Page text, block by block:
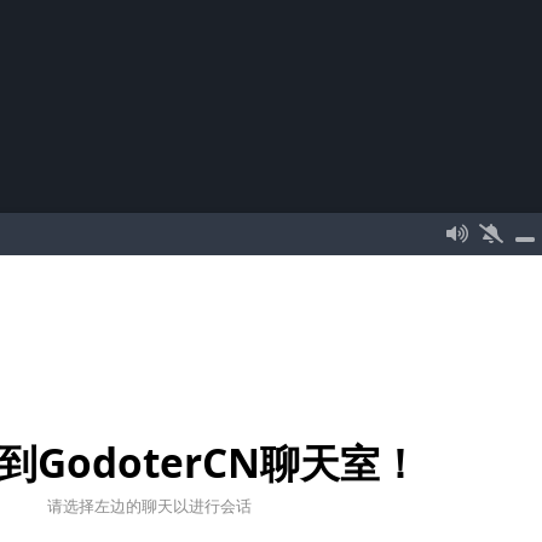
GodoterCN聊天室！
请选择左边的聊天以进行会话